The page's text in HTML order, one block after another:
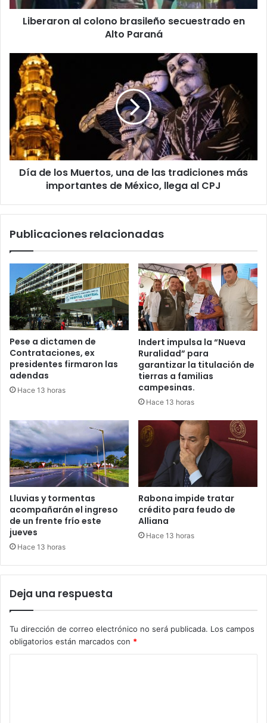
Liberaron al colono brasileño secuestrado en
Alto Paraná
Día de los Muertos, una de las tradiciones más
importantes de México, llega al CPJ
Publicaciones relacionadas
Pese a dictamen de
Contrataciones, ex
presidentes firmaron las
adendas
Hace 13 horas
Indert impulsa la “Nueva
Ruralidad” para
garantizar la titulación de
tierras a familias
campesinas.
Hace 13 horas
Lluvias y tormentas
acompañarán el ingreso
de un frente frío este
jueves
Hace 13 horas
Rabona impide tratar
crédito para feudo de
Alliana
Hace 13 horas
Deja una respuesta
Tu dirección de correo electrónico no será publicada. Los campos
obligatorios están marcados con *